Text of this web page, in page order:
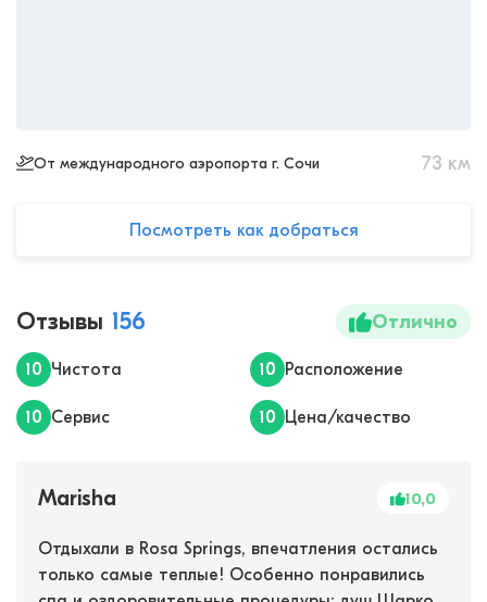
От международного аэропорта г. Сочи 73 км
Посмотреть как добраться
Отзывы 156 Отлично
10 Чистота 10 Расположение
10 Сервис 10 Цена/качество
Marisha 10,0
Отдыхали в Rosa Springs, впечатления остались
только самые теплые! Особенно понравились